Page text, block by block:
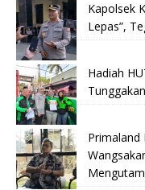
Kapolsek
Lepas”,
Hadiah
Primaland